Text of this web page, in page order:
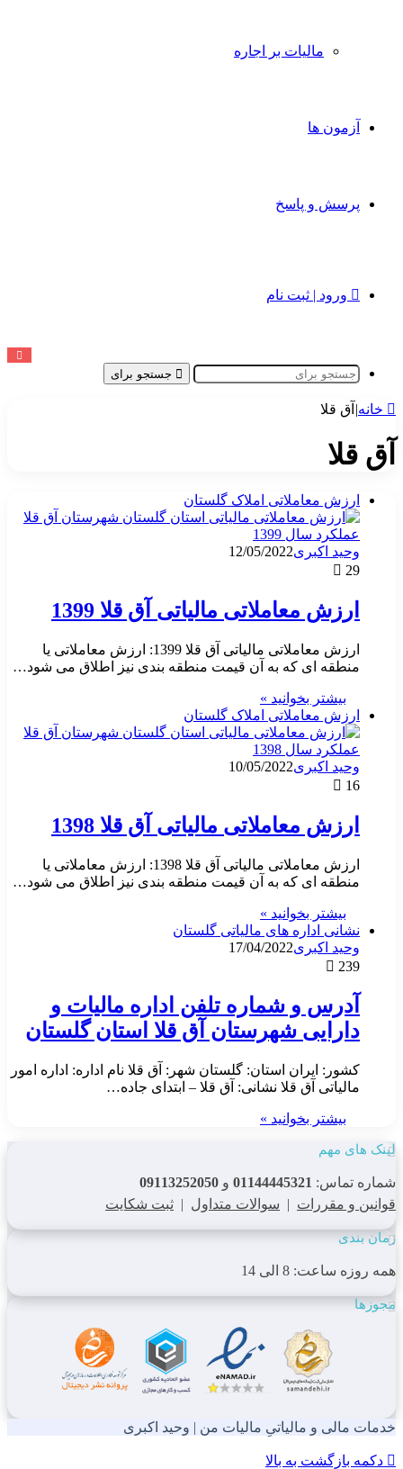
مالیات بر اجاره
آزمون ها
پرسش و پاسخ
ورود | ثبت نام
جستجو برای
خانه| آق قلا
آق قلا
ارزش معاملاتی املاک گلستان
وحید اکبری12/05/2022
29
ارزش معاملاتی مالیاتی آق قلا 1399
ارزش معاملاتی مالیاتی آق قلا 1399: ارزش معاملاتی یا
منطقه ای که به آن قیمت منطقه بندی نیز اطلاق می شود…
بیشتر بخوانید »
ارزش معاملاتی املاک گلستان
وحید اکبری10/05/2022
16
ارزش معاملاتی مالیاتی آق قلا 1398
ارزش معاملاتی مالیاتی آق قلا 1398: ارزش معاملاتی یا
منطقه ای که به آن قیمت منطقه بندی نیز اطلاق می شود…
بیشتر بخوانید »
نشانی اداره های مالیاتی گلستان
وحید اکبری17/04/2022
239
آدرس و شماره تلفن اداره مالیات و
دارایی شهرستان آق قلا استان گلستان
کشور: ایران استان: گلستان شهر: آق قلا نام اداره: اداره امور
مالیاتی آق قلا نشانی: آق قلا – ابتدای جاده…
بیشتر بخوانید »
لینک های مهم
شماره تماس: 01144445321 و 09113252050
قوانین و مقررات | سوالات متداول | ثبت شکایت
زمان بندی
همه روزه ساعت: 8 الی 14
مجوزها
خدمات مالی و مالیاتیِ مالیات من | وحید اکبری
دکمه بازگشت به بالا